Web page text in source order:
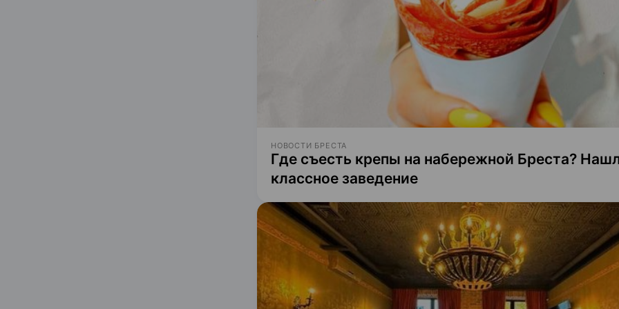
НОВОСТИ БРЕСТА
Где съесть крепы на набережной Бреста?
классное заведение